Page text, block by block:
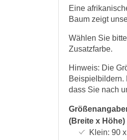
Eine
Baum zeigt
Wählen Sie
Zusatzfarbe.
Hinweis: Die
Beispielbildern.
dass Sie nach
(Breite x Höhe)
Klein: 90